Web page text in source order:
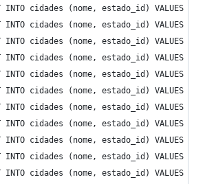
INTO cidades (nome, estado_id) VALUES
INTO cidades (nome, estado_id) VALUES
INTO cidades (nome, estado_id) VALUES
INTO cidades (nome, estado_id) VALUES
INTO cidades (nome, estado_id) VALUES
INTO cidades (nome, estado_id) VALUES
INTO cidades (nome, estado_id) VALUES
INTO cidades (nome, estado_id) VALUES
INTO cidades (nome, estado_id) VALUES
INTO cidades (nome, estado_id) VALUES
INTO cidades (nome, estado_id) VALUES